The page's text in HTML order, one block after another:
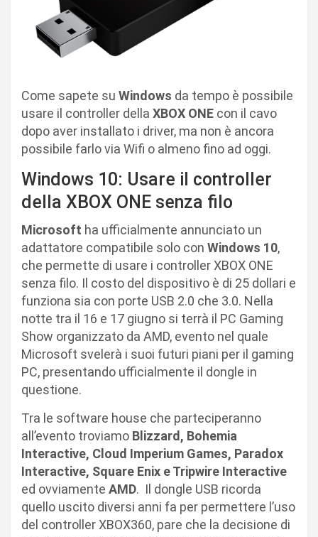
Come sapete su Windows da tempo è possibile
usare il controller della XBOX ONE con il cavo
dopo aver installato i driver, ma non è ancora
possibile farlo via Wifi o almeno fino ad oggi.
Windows 10: Usare il controller
della XBOX ONE senza filo
Microsoft ha ufficialmente annunciato un
adattatore compatibile solo con Windows 10,
che permette di usare i controller XBOX ONE
senza filo. Il costo del dispositivo è di 25 dollari e
funziona sia con porte USB 2.0 che 3.0. Nella
notte tra il 16 e 17 giugno si terrà il PC Gaming
Show organizzato da AMD, evento nel quale
Microsoft svelerà i suoi futuri piani per il gaming
PC, presentando ufficialmente il dongle in
questione.
Tra le software house che parteciperanno
all’evento troviamo Blizzard, Bohemia
Interactive, Cloud Imperium Games, Paradox
Interactive, Square Enix e Tripwire Interactive
ed ovviamente AMD. Il dongle USB ricorda
quello uscito diversi anni fa per permettere l’uso
del controller XBOX360, pare che la decisione di